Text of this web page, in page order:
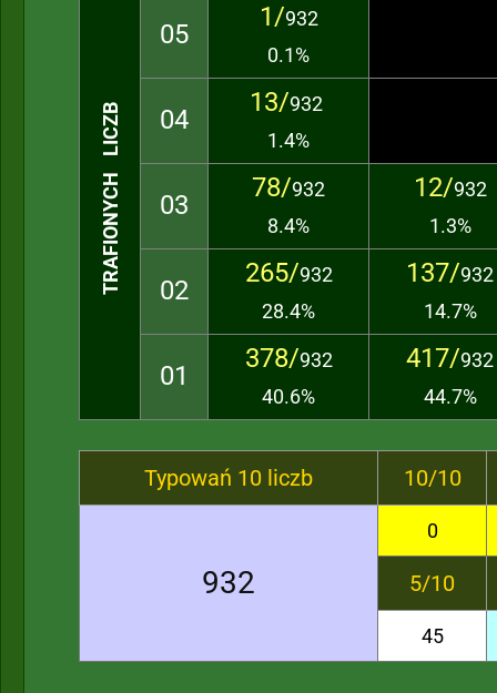
TRAFIONYCH LICZB
05
1/932
0.1%
04
13/932
1.4%
03
78/932
8.4%
12/932
1.3%
02
265/932
28.4%
137/932
14.7%
01
378/932
40.6%
417/932
44.7%
Typowań 10 liczb 10/10
932
0
5/10
45